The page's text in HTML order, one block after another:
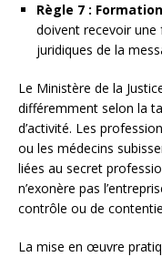
Règle 7 :
doivent recevoir
juridiques de la
Le Ministère de la
différemment selon la
d’activité. Les
ou les médecins
liées au secret
n’exonère pas
contrôle ou de
La mise en œuvre